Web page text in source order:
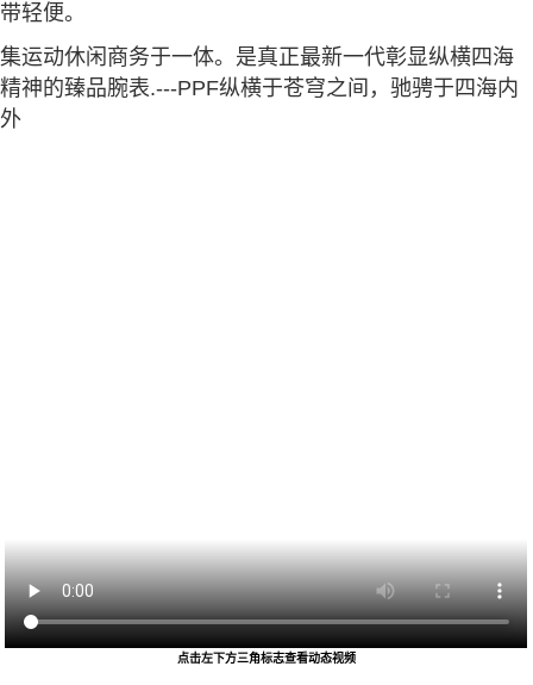
带轻便。
集运动休闲商务于一体。是真正最新一代彰显纵横四海
精神的臻品腕表.---PPF纵横于苍穹之间，驰骋于四海内
外
点击左下方三角标志查看动态视频